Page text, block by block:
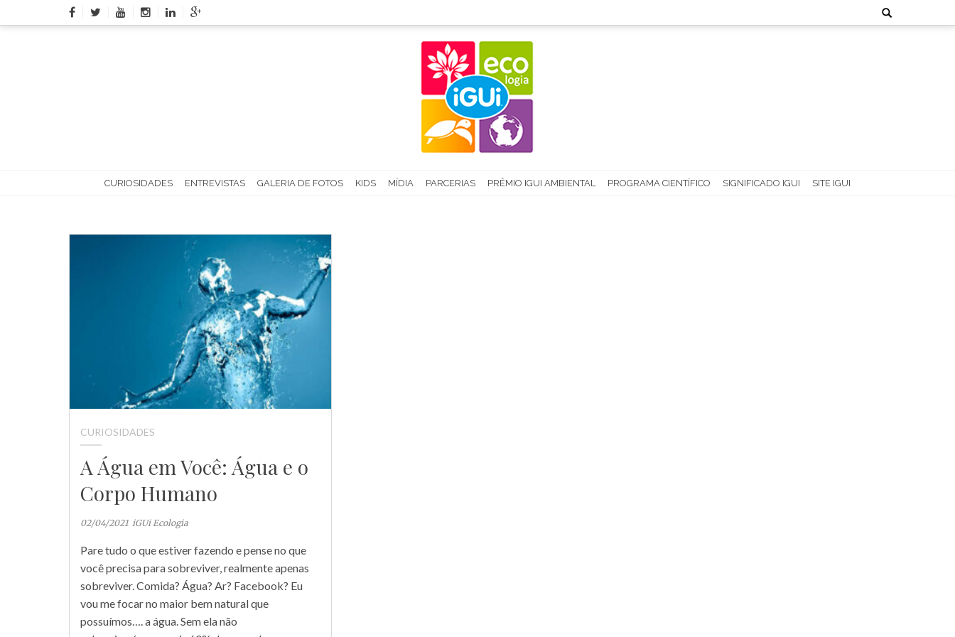
to
Search
for:
CURIOSIDADES ENTREVISTAS GALERIA DE FOTOS KIDS MÍDIA PARCERIAS PRÊMIO IGUI AMBIENTAL PROGRAMA CIENTÍFICO SIGNIFICADO IGUI SITE IGUI
CURIOSIDADES
A Água em Você: Água e o
Corpo Humano
02/04/2021 iGUi Ecologia
Pare tudo o que estiver fazendo e pense no que
você precisa para sobreviver, realmente apenas
sobreviver. Comida? Água? Ar? Facebook? Eu
vou me focar no maior bem natural que
possuímos…. a água. Sem ela não